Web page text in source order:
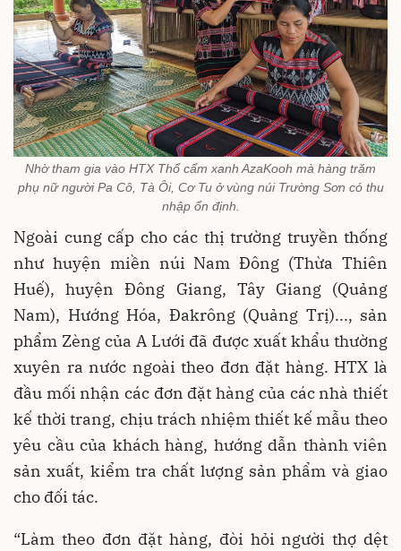
Nhờ tham gia vào HTX Thổ cẩm xanh AzaKooh mà hàng trăm
phụ nữ người Pa Cô, Tà Ôi, Cơ Tu ở vùng núi Trường Sơn có thu
nhập ổn định.
Ngoài cung cấp cho các thị trường truyền thống
như huyện miền núi Nam Ðông (Thừa Thiên
Huế), huyện Ðông Giang, Tây Giang (Quảng
Nam), Hướng Hóa, Ðakrông (Quảng Trị)..., sản
phẩm Zèng của A Lưới đã được xuất khẩu thường
xuyên ra nước ngoài theo đơn đặt hàng. HTX là
đầu mối nhận các đơn đặt hàng của các nhà thiết
kế thời trang, chịu trách nhiệm thiết kế mẫu theo
yêu cầu của khách hàng, hướng dẫn thành viên
sản xuất, kiểm tra chất lượng sản phẩm và giao
cho đối tác.
“Làm theo đơn đặt hàng, đòi hỏi người thợ dệt